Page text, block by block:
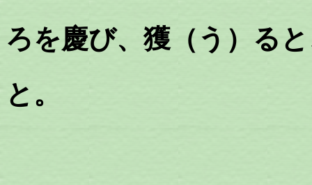
ろを慶び、獲（う）る
と。